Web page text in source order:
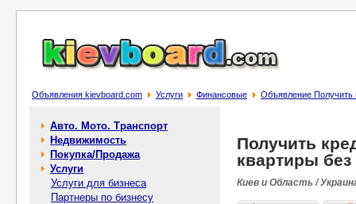
Объявления kievboard.com Услуги Финансовые Объявление Получить
Авто. Мото. Транспорт
Недвижимость
Покупка/Продажа
Услуги
Услуги для бизнеса
Партнеры по бизнесу
Получить
квартиры без
Киев и Область /